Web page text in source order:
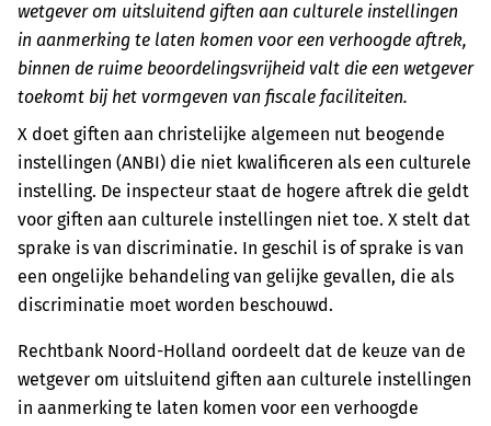
wetgever om uitsluitend giften aan culturele instellingen
in aanmerking te laten komen voor een verhoogde aftrek,
binnen de ruime beoordelingsvrijheid valt die een wetgever
toekomt bij het vormgeven van fiscale faciliteiten.
X doet giften aan christelijke algemeen nut beogende
instellingen (ANBI) die niet kwalificeren als een culturele
instelling. De inspecteur staat de hogere aftrek die geldt
voor giften aan culturele instellingen niet toe. X stelt dat
sprake is van discriminatie. In geschil is of sprake is van
een ongelijke behandeling van gelijke gevallen, die als
discriminatie moet worden beschouwd.
Rechtbank Noord-Holland oordeelt dat de keuze van de
wetgever om uitsluitend giften aan culturele instellingen
in aanmerking te laten komen voor een verhoogde